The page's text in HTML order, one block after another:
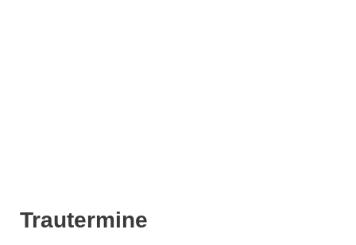
Trautermine